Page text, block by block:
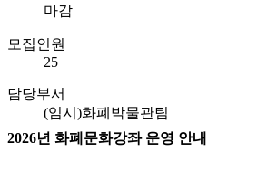
마감
모집인원
25
담당부서
(임시)화폐박물관팀
2026년 화폐문화강좌운영 안내